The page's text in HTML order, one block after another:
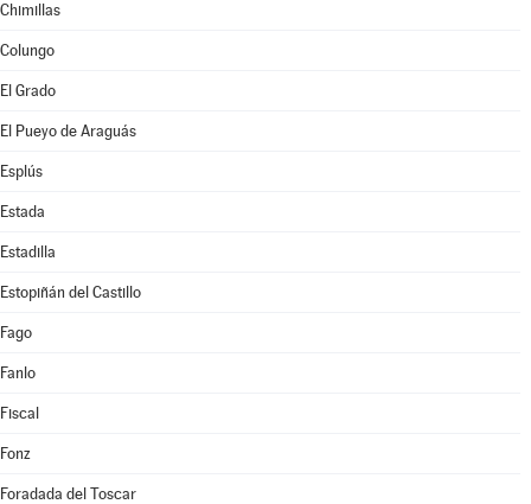
Chimillas
Colungo
El Grado
El Pueyo de Araguás
Esplús
Estada
Estadilla
Estopiñán del Castillo
Fago
Fanlo
Fiscal
Fonz
Foradada del Toscar